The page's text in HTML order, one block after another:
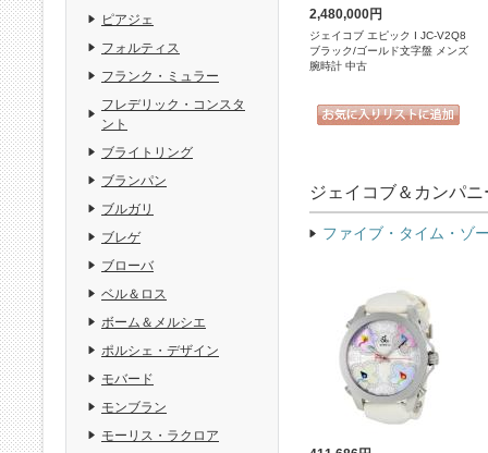
2,480,000円
ジェイコブ エピック I JC-V2Q8
ブラック/ゴールド文字盤 メンズ
腕時計 中古
ジェイコブ＆カンパ
ファイブ・タイム・ゾ
ピアジェ
フォルティス
フランク・ミュラー
フレデリック・コンスタ
ント
ブライトリング
ブランパン
ブルガリ
ブレゲ
ブローバ
ベル＆ロス
ボーム＆メルシエ
ポルシェ・デザイン
モバード
モンブラン
モーリス・ラクロア